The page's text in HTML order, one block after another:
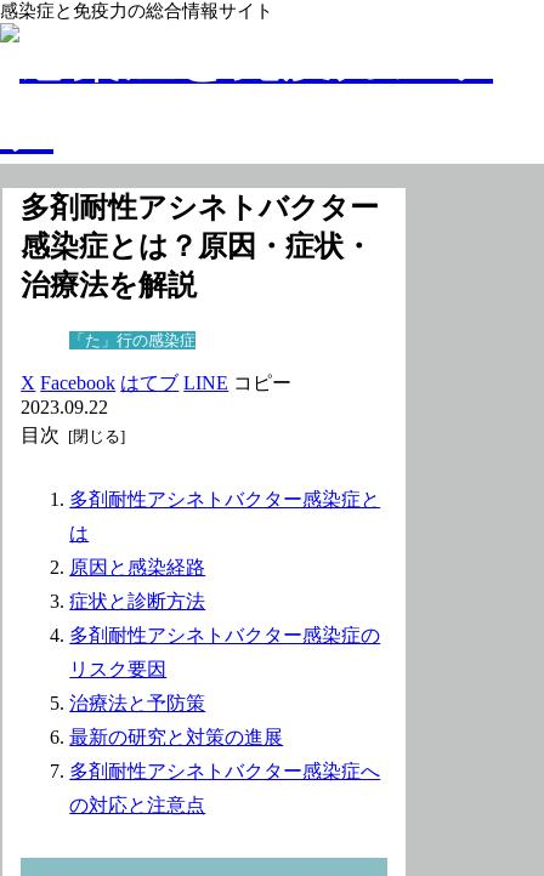
感染症と免疫力の総合情報サイト
多剤耐性アシネトバクター
感染症とは？原因・症状・
治療法を解説
「た」行の感染症
X Facebook はてブ LINE コピー
2023.09.22
目次
多剤耐性アシネトバクター感染症と
は
原因と感染経路
症状と診断方法
多剤耐性アシネトバクター感染症の
リスク要因
治療法と予防策
最新の研究と対策の進展
多剤耐性アシネトバクター感染症へ
の対応と注意点